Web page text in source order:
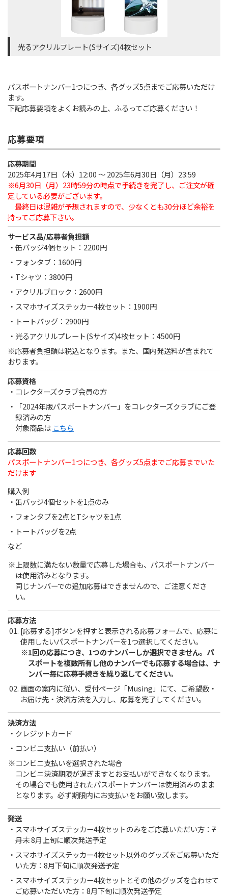
光るアクリルプレート(Sサイズ)4枚セット
パスポートナンバー1つにつき、各グッズ5点までご応募いただけ
ます。
下記応募要項をよくお読みの上、ふるってご応募ください！
応募要項
応募期間
2025年4月17日（木）12:00 ～ 2025年6月30日（月）23:59
※6月30日（月）23時59分の時点で手続きを完了し、ご注文が確
定している必要がございます。
最終日は混雑が予想されますので、少なくとも30分ほど余裕を
持ってご応募下さい。
サービス品/応募者負担額
缶バッジ4個セット：2200円
フォンタブ：1600円
Tシャツ：3800円
アクリルブロック：2600円
スマホサイズステッカー4枚セット：1900円
トートバッグ：2900円
光るアクリルプレート(Sサイズ)4枚セット：4500円
※応募者負担額は税込となります。また、国内発送料が含まれて
おります。
応募資格
コレクターズクラブ会員の方
「2024年版パスポートナンバー」をコレクターズクラブにご登
録済みの方
対象商品は こちら
応募回数
パスポートナンバー1つにつき、各グッズ5点までご応募までいた
だけます
購入例
缶バッジ4個セットを1点のみ
フォンタブを2点とTシャツを1点
トートバッグを2点
など
上限数に満たない数量で応募した場合も、パスポートナンバー
は使用済みとなります。
同じナンバーでの追加応募はできませんので、ご注意くださ
い。
応募方法
[応募する]ボタンを押すと表示される応募フォームで、応募に
使用したいパスポートナンバーを1つ選択してください。
1回の応募につき、1つのナンバーしか選択できません。パ
スポートを複数所有し他のナンバーでも応募する場合は、ナ
ンバー毎に応募手続きを繰り返してください。
画面の案内に従い、受付ページ「Musing」にて、ご希望数・
お届け先・決済方法を入力し、応募を完了してください。
決済方法
クレジットカード
コンビニ支払い（前払い）
コンビニ支払いを選択された場合
コンビニ決済期限が過ぎますとお支払いができなくなります。
その場合でも使用されたパスポートナンバーは使用済みのまま
となります。必ず期限内にお支払いをお願い致します。
発送
スマホサイズステッカー4枚セットのみをご応募いただい方： 7
月末8月上旬に順次発送予定
スマホサイズステッカー4枚セット以外のグッズをご応募いただ
いた方：8月下旬に順次発送予定
スマホサイズステッカー4枚セットとその他のグッズを合わせて
ご応募いただいた方：8月下旬に順次発送予定